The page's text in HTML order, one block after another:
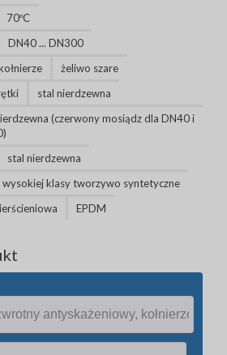
70ºC
DN40 ... DN300
żeliwo szare
stal nierdzewna
(czerwony mosiądz dla DN40 i
stal nierdzewna
wysokiej klasy tworzywo syntetyczne
EPDM